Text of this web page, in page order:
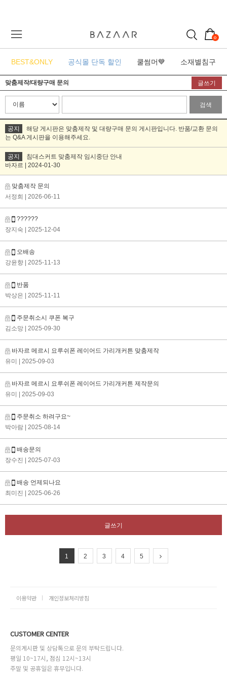
0
BEST&ONLY 공식몰 단독 할인 쿨썸머💙 소재별침구
맞춤제작/대량구매 문의 글쓰기
검색
공지
해당 게시판은 맞춤제작 및 대량구매 문의 게시판입니다. 반품/교환 문의
는 Q&A 게시판을 이용해주세요.
공지
침대스커트 맞춤제작 임시중단 안내
바자르 | 2024-01-30
맞춤제작 문의
서정희
| 2026-06-11
??????
장지숙
| 2025-12-04
오배송
강윤향
| 2025-11-13
반품
박상은
| 2025-11-11
주문취소시 쿠폰 복구
김소망
| 2025-09-30
바자르 메르시 요루쉬폰 레이어드 가리개커튼 맞춤제작
유미
| 2025-09-03
바자르 메르시 요루쉬폰 레이어드 가리개커튼 제작문의
유미
| 2025-09-03
주문취소 하려구요~
박아람
| 2025-08-14
배송문의
장수진
| 2025-07-03
배송 언제되나요
최미진
| 2025-06-26
글쓰기
1 2 3 4 5
이용약관 개인정보처리방침
CUSTOMER CENTER
문의게시판 및 상담톡으로 문의 부탁드립니다.
평일 10~17시, 점심 12시~13시
주말 및 공휴일은 휴무입니다.